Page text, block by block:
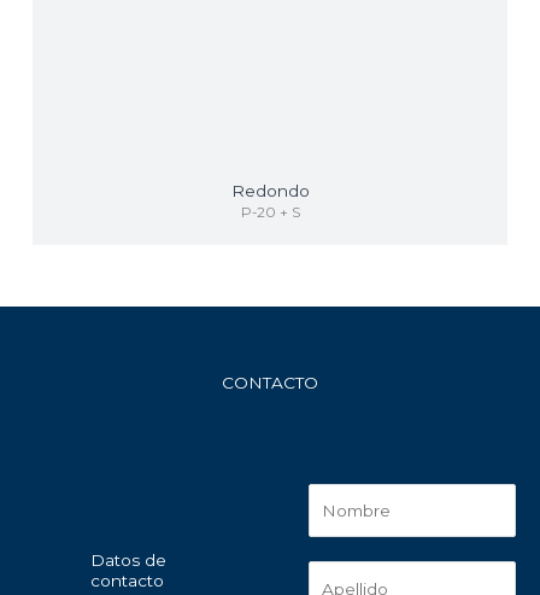
Redondo
P-20 + S
CONTACTO
Datos de
contacto